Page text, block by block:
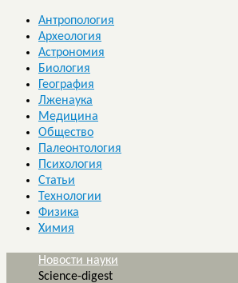
Антропология
Археология
Астрономия
Биология
География
Лженаука
Медицина
Общество
Палеонтология
Психология
Статьи
Технологии
Физика
Химия
Новости науки
Science-digest